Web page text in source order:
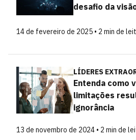
desafio da
14 de fevereiro de 2025 • 2 min de
LÍDERES
Entenda como
limitações
ignorância
13 de novembro de 2024 • 2 min de